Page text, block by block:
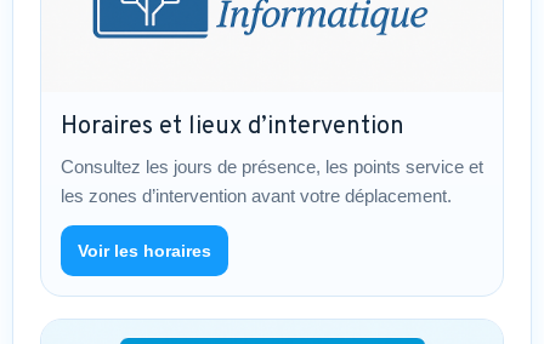
Horaires et lieux d’intervention
Consultez les jours de présence, les points service et
les zones d’intervention avant votre déplacement.
Voir les horaires